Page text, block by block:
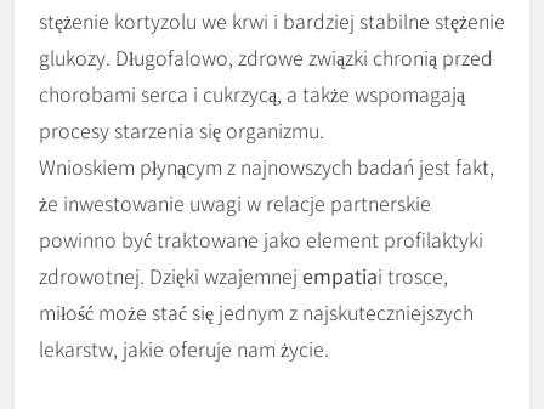
stężenie kortyzolu we krwi i bardziej stabilne stężenie
glukozy. Długofalowo, zdrowe związki chronią przed
chorobami serca i cukrzycą, a także wspomagają
procesy starzenia się organizmu.
Wnioskiem płynącym z najnowszych badań jest fakt,
że inwestowanie uwagi w relacje partnerskie
powinno być traktowane jako element profilaktyki
zdrowotnej. Dzięki wzajemnej empatiai trosce,
miłość może stać się jednym z najskuteczniejszych
lekarstw, jakie oferuje nam życie.